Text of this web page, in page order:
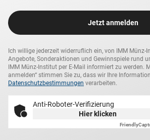
Jetzt anmelden
Ich willige jederzeit widerruflich ein, von IMM Münz-
Angebote, Sonderaktionen und Gewinnspiele rund
IMM Münz-Institut per E-Mail informiert zu werden.
anmelden“ stimmen Sie zu, dass wir Ihre
Datenschutzbestimmungen verarbeiten.
Anti-Roboter-Verifizierung
Hier klicken
Friendly